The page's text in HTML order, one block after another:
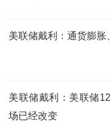
美联储戴利：通货膨
美联储戴利：美联储
场已经改变